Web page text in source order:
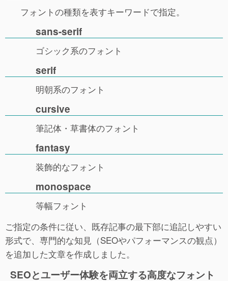
フォントの種類を表すキーワードで指定。
sans-serif
ゴシック系のフォント
serif
明朝系のフォント
cursive
筆記体・草書体のフォント
fantasy
装飾的なフォント
monospace
等幅フォント
ご指定の条件に従い、既存記事の最下部に追記しやすい
形式で、専門的な知見（SEOやパフォーマンスの観点）
を追加した文章を作成しました。
SEOとユーザー体験を両立する高度なフォント